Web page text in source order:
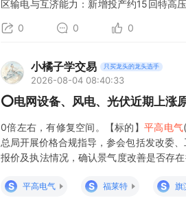
区输电与互济能力：新增投产约15回特高
0 0 0
小橘子学交易 只买龙头的龙头选手
2026-08-04 08:40:33
⭕电网设备、风电、光伏近期上涨
0倍左右，有修复空间。【标的】 平高电气
总局开展价格合规指导，参会包括发改委
报价及执法情况，确认景气度改善是否存
S
平高电气 S 福莱特 S 旗